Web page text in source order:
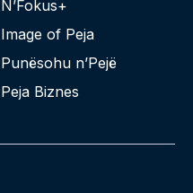
N’Fokus+
Image of Peja
Punësohu n’Pejë
Peja Biznes